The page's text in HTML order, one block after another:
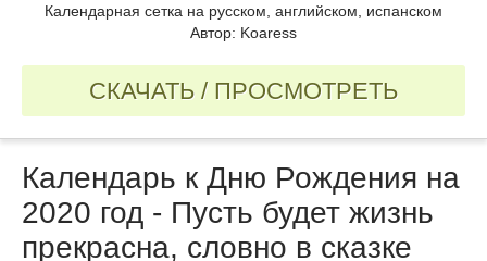
Календарная сетка на русском, английском, испанском
Автор: Koaress
СКАЧАТЬ / ПРОСМОТРЕТЬ
Календарь к Дню Рождения на
2020 год - Пусть будет жизнь
прекрасна, словно в сказке